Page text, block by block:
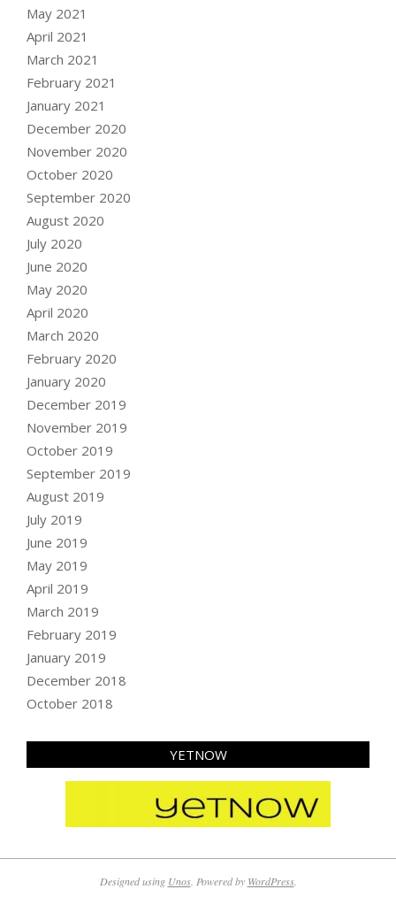
May 2021
April 2021
March 2021
February 2021
January 2021
December 2020
November 2020
October 2020
September 2020
August 2020
July 2020
June 2020
May 2020
April 2020
March 2020
February 2020
January 2020
December 2019
November 2019
October 2019
September 2019
August 2019
July 2019
June 2019
May 2019
April 2019
March 2019
February 2019
January 2019
December 2018
October 2018
YETNOW
Designed using Unos. Powered by WordPress.